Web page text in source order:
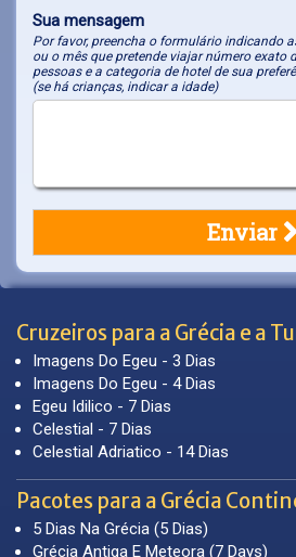
Sua mensagem
Por favor, preencha o formulário indicando
ou o mês que pretende viajar número exato
pessoas e a categoria de hotel de sua
(se há crianças, indicar a idade)
Cruzeiros para a Grécia e a
Imagens Do Egeu - 3 Dias
Imagens Do Egeu - 4 Dias
Egeu Idilico - 7 Dias
Celestial - 7 Dias
Celestial Adriatico - 14 Dias
Pacotes para a Grécia
5 Dias Na Grécia (5 Dias)
Grécia Antiga E Meteora (7 Days)